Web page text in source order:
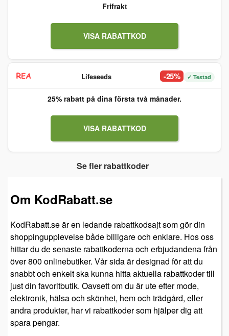
Frifrakt
VISA RABATTKOD
Lifeseeds -25% ✓ Testad
25% rabatt på dina första två månader.
VISA RABATTKOD
Se fler rabattkoder
Om KodRabatt.se
KodRabatt.se är en ledande rabattkodsajt som gör din
shoppingupplevelse både billigare och enklare. Hos oss
hittar du de senaste rabattkoderna och erbjudandena från
över 800 onlinebutiker. Vår sida är designad för att du
snabbt och enkelt ska kunna hitta aktuella rabattkoder till
just din favoritbutik. Oavsett om du är ute efter mode,
elektronik, hälsa och skönhet, hem och trädgård, eller
andra produkter, har vi rabattkoder som hjälper dig att
spara pengar.